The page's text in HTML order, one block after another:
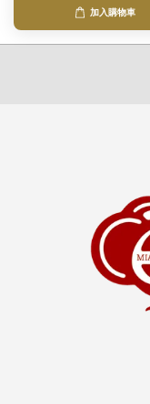
加入購物車